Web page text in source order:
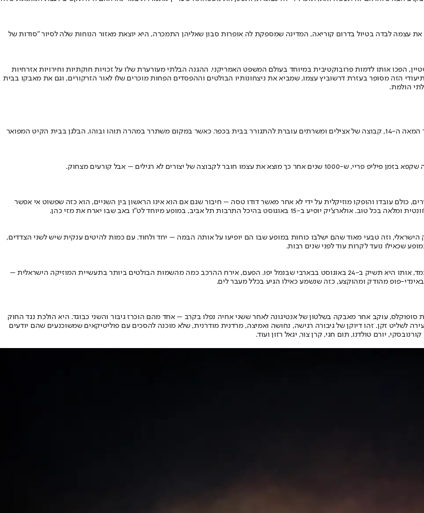
עצמה לבדה בטיול בדרום קוריאה, המדינה שמספקת לה אופרות סבון שאליהן התמכרה, היא יוצאת מאזור הנוחות שלה לסיור "סודות של
הפכו אותו לדמות פרובוקטיבית במיוחד בעולם המשפט האמריקני. ההגנה הבלתי מעורערת שלו על זכויות חוקתיות וחירויות אזרחיות
הזה מסופר בעזרת דרשוביץ עצמו, שמביא את ניצחונותיו הבולטים וההפסדים הפחות מוכרים שלו לאור הזרקורים, וגם את מאבקו בבית
הולמת.
קומדיה שחורה המתרחשת בזמן שמגפת הדבר מתפשטת ברחבי איטליה במהלך המאה ה-14, קבוצה של אצילים ומשרתים עוברת להתגורר בבית בכפר. כאשר במקום משתרר במהרה תוהו ובוהו, הבלגן בבית הקיט המפואר
כולם עובדו והופקו מוזיקלית על ידי לא אחר מאשר דודו טסה – חיבור שגם אם הוא אינו הראשון בין השניים, הוא כזה שפשוט אי אפשר
וזה טבעי מאוד שהם ישלבו כוחות במופע שבו הם יופיעו על אותה הבמה – יחד ולחוד. עם כמות להיטים ענקית שיש לשני הצדדים,
שכאילו נועד לקרות עוד לפני שנים רבות.
הלהקה הישראלית מוציאה את "Never On Time", אלבומה השני – והראשון כצמד, אותו היא תשיק ב-24 באוגוסט בבארבי שבנמל יפו. הפעם, אירח ההרכב כמה מהשמות הבולטים ביותר בתעשיית המוזיקה הישראלית –
פופ מהודק ומהוקצע, כזה שנשמע כאילו הגיע בכלל מעבר לים.
סופוקלס, עוקב אחר מאבקה בשלטון של אנטיגונה לאחר ששני אחיה נפלו בקרב – אחד מהם הוכרז גיבור והשני כבוגד. היא הולכת נגד החוק
לשליט זקן. זהו דיוקן של גיבורה רגישה, נחושה ואמיצה, מרדנית מודרנית, שלא מוכנה להסכים עם פוליטיקאים שמשוכנעים שהם יודעים
קורנובסקי, יורם טולדנו, תום חגי, קרן צור, יגאל רזון ועוד.